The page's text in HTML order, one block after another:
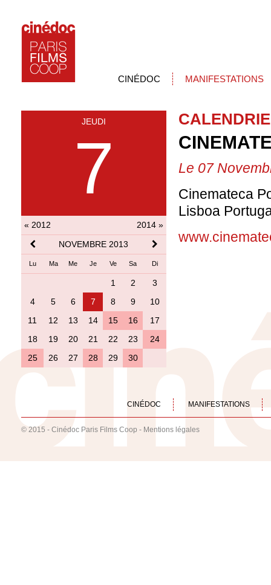
CINÉDOC MANIFESTATIONS
JEUDI
7
« 2012
2014 »
NOVEMBRE 2013
Lu Ma Me Je Ve Sa Di
1 2
3
4
5 6 7 8 9
10
11
12 13 14 15 16
17
18
19 20 21 22 23
24
25
26 27 28 29 30
Le 07
Cinemateca
Lisboa
CINÉDOC MANIFESTATIONS
© 2015 - Cinédoc Paris Films Coop - Mentions légales